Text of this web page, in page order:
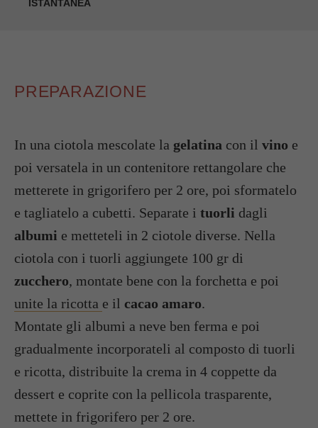
ISTANTANEA
PREPARAZIONE
In una ciotola mescolate la gelatina con il vino e
poi versatela in un contenitore rettangolare che
metterete in grigorifero per 2 ore, poi sformatelo
e tagliatelo a cubetti. Separate i tuorli dagli
albumi e metteteli in 2 ciotole diverse. Nella
ciotola con i tuorli aggiungete 100 gr di
zucchero, montate bene con la forchetta e poi
unite la ricotta e il cacao amaro.
Montate gli albumi a neve ben ferma e poi
gradualmente incorporateli al composto di tuorli
e ricotta, distribuite la crema in 4 coppette da
dessert e coprite con la pellicola trasparente,
mettete in frigorifero per 2 ore.